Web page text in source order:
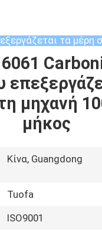
τα μέρη
6061
μηχανή
μήκος
Κίνα, Guangdong
Tuofa
ISO9001